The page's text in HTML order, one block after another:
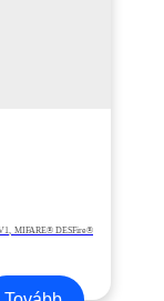
MIFARE® DESFire®